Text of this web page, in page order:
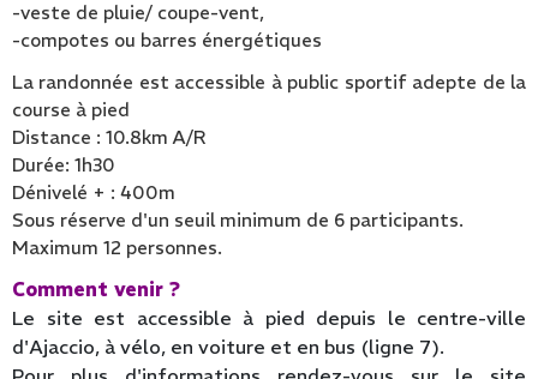
-veste de pluie/ coupe-vent,
-compotes ou barres énergétiques
La randonnée est accessible à public sportif adepte de la
course à pied
Distance : 10.8km A/R
Durée: 1h30
Dénivelé + : 400m
Sous réserve d'un seuil minimum de 6 participants.
Maximum 12 personnes.
Comment venir ?
Le site est accessible à pied depuis le centre-ville
d'Ajaccio, à vélo, en voiture et en bus (ligne 7).